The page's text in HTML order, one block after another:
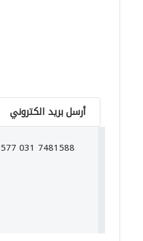
أرسل بريد الكتروني
031 7481588